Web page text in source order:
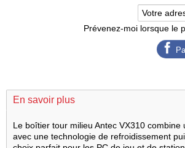
Prévenez-moi lorsque le
En savoir plus
Le boîtier tour milieu Antec VX310 combine
avec une technologie de refroidissement